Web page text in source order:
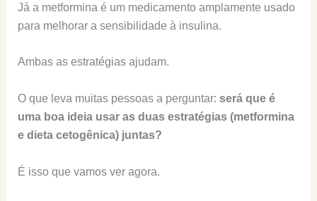
Já a metformina é um medicamento amplamente usado
para melhorar a sensibilidade à insulina.
Ambas as estratégias ajudam.
O que leva muitas pessoas a perguntar: será que é
uma boa ideia usar as duas estratégias (metformina
e dieta cetogênica) juntas?
É isso que vamos ver agora.